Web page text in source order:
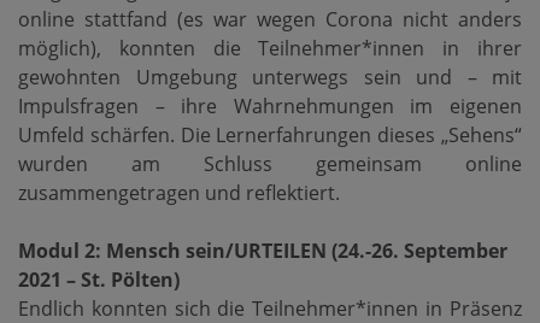
online stattfand (es war wegen Corona nicht anders
möglich), konnten die Teilnehmer*innen in ihrer
gewohnten Umgebung unterwegs sein und – mit
Impulsfragen – ihre Wahrnehmungen im eigenen
Umfeld schärfen. Die Lernerfahrungen dieses „Sehens“
wurden am Schluss gemeinsam online
zusammengetragen und reflektiert.
Modul 2: Mensch sein/URTEILEN (24.-26. September
2021 – St. Pölten)
Endlich konnten sich die Teilnehmer*innen in Präsenz